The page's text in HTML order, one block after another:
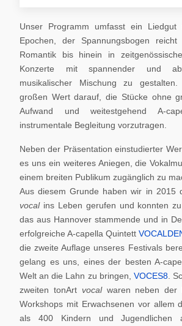
Unser Programm umfasst ein Liedgut
Epochen, der Spannungsbogen
Romantik bis hinein in
Konzerte mit spannender und
musikalischer Mischung zu
großen Wert darauf, die Stücke ohne
Aufwand und weitestgehend A-
instrumentale Begleitung vorzutragen.
Neben der Präsentation einstudierter
es uns ein weiteres Aniegen, die
einem breiten Publikum zugänglich zu
Aus diesem Grunde haben wir in 2015
vocal ins Leben gerufen und konnten
das aus Hannover stammende und in
erfolgreiche A-capella Quintett
die zweite Auflage unseres Festivals
gelang es uns, eines der besten A-
Welt an die Lahn zu bringen, VOCES8.
zweiten tonArt vocalwaren neben der
Workshops mit Erwachsenen vor allem
als 400 Kindern und Jugendlichen